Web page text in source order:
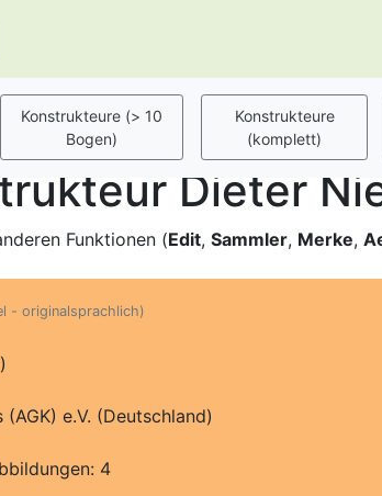
Dieter
Funktionen (Edit, Sammler, Merke,
- originalsprachlich)
e.V. (Deutschland)
4